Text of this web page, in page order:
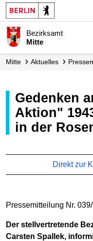
Bezirksamt
Mitte
Mitte Aktuelles
Gedenken an die "Fabrik-
Aktion"
in der
Direkt zur
Pressemitteilung Nr.
Der stellvertretende
Carsten Spallek,